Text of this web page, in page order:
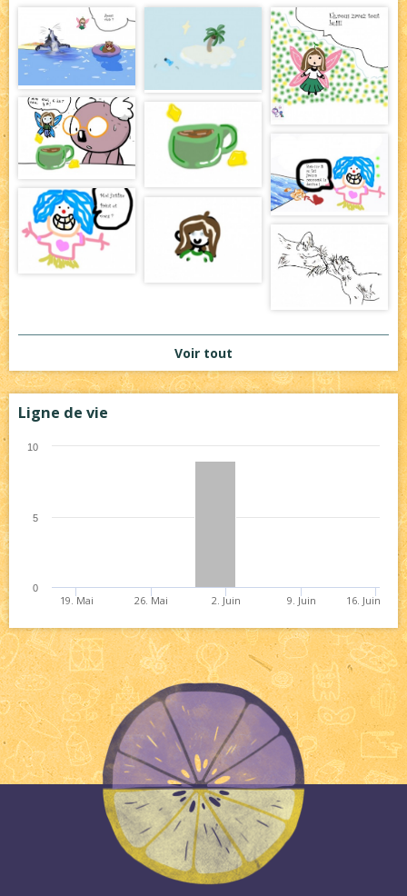
Voir tout
Ligne de vie
19. Mai 26. Mai 2. Juin 9. Juin 16. Juin
0
5
10